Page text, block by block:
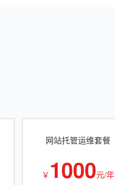
网站托管运维套餐
￥ 1000元/年